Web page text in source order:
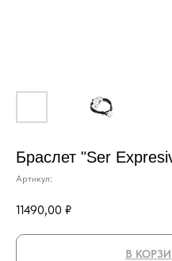
Браслет "Ser
Артикул:
11490,00 ₽
В